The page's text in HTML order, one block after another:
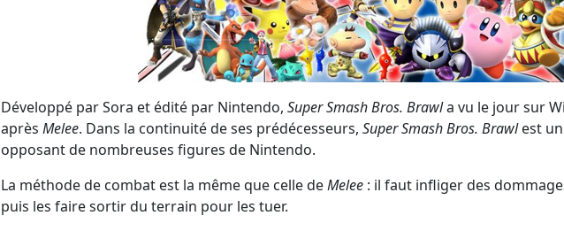
Développé par Sora et édité par Nintendo, Super Smash Bros. Brawla vu le jour sur
après Melee. Dans la continuité de ses prédécesseurs, Super Smash Bros. Brawlest un
opposant de nombreuses figures de Nintendo.
La méthode de combat est la même que celle deMelee: il faut infliger des
puis les faire sortir du terrain pour les tuer.